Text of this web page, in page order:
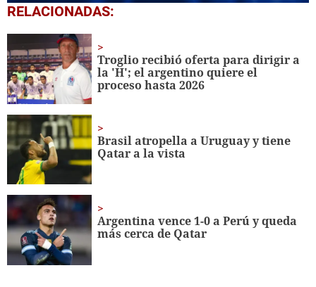
0
seconds
minutes,
7
seconds
RELACIONADAS:
Troglio recibió oferta para dirigir a
la 'H'; el argentino quiere el
proceso hasta 2026
Brasil atropella a Uruguay y tiene
Qatar a la vista
Argentina vence 1-0 a Perú y queda
más cerca de Qatar